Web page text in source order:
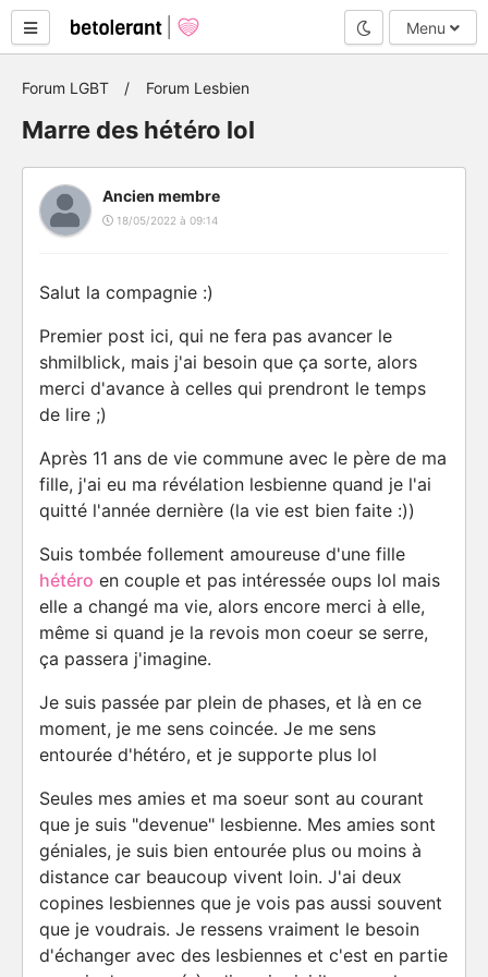
Mode nuit
Menu
Forum LGBT Forum Lesbien
Marre des hétéro lol
Ancien membre
18/05/2022 à 09:14
Salut la compagnie :)
Premier post ici, qui ne fera pas avancer le
shmilblick, mais j'ai besoin que ça sorte, alors
merci d'avance à celles qui prendront le temps
de lire ;)
Après 11 ans de vie commune avec le père de ma
fille, j'ai eu ma révélation lesbienne quand je l'ai
quitté l'année dernière (la vie est bien faite :))
Suis tombée follement amoureuse d'une fille
hétéro en couple et pas intéressée oups lol mais
elle a changé ma vie, alors encore merci à elle,
même si quand je la revois mon coeur se serre,
ça passera j'imagine.
Je suis passée par plein de phases, et là en ce
moment, je me sens coincée. Je me sens
entourée d'hétéro, et je supporte plus lol
Seules mes amies et ma soeur sont au courant
que je suis "devenue" lesbienne. Mes amies sont
géniales, je suis bien entourée plus ou moins à
distance car beaucoup vivent loin. J'ai deux
copines lesbiennes que je vois pas aussi souvent
que je voudrais. Je ressens vraiment le besoin
d'échanger avec des lesbiennes et c'est en partie